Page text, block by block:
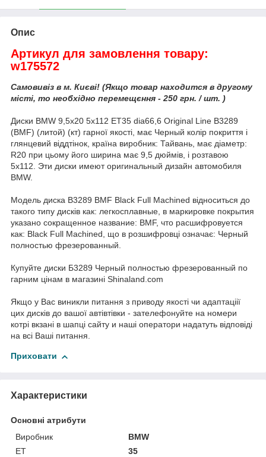
Опис
Артикул для замовлення товару:
w175572
Самовивіз в м. Києві! (Якщо товар находится в другому
місті, то необхідно перемещєння - 250 грн. / шт. )
Диски BMW 9,5x20 5x112 ET35 dia66,6 Original Line B3289
(BMF) (литой) (кт) гарної якості, має Черный колір покриття і
глянцевий віддтінок, країна виробник: Тайвань, має діаметр:
R20 при цьому його ширина має 9,5 дюймів, і розтавою
5x112. Эти диски имеют оригинальный дизайн автомобиля
BMW.
Модель диска B3289 BMF Black Full Machined відноситься до
такого типу дисків как: легкосплавные, в маркировке покрытия
указано сокращенное название: BMF, что расшифровуется
как: Black Full Machined, що в розшифровці означає: Черный
полностью фрезерованный.
Купуйте диски Б3289 Черный полностью фрезерованный по
гарним цінам в магазині Shinaland.com
Якщо у Вас виникли питання з приводу якості чи адаптаціії
цих дисків до вашої автівтівки - зателефонуйте на номери
котрі вкзані в шапці сайту и наші оператори надатуть відповіді
на всі Ваші питання.
Приховати
Характеристики
Основні атрибути
Виробник
BMW
ET
35